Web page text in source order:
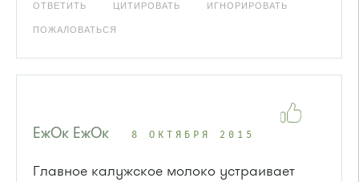
ОТВЕТИТЬ ЦИТИРОВАТЬ ИГНОРИРОВАТЬ
ПОЖАЛОВАТЬСЯ
ЕжОк ЕжОк 8 ОКТЯБРЯ 2015
Главное калужское молоко устраивает